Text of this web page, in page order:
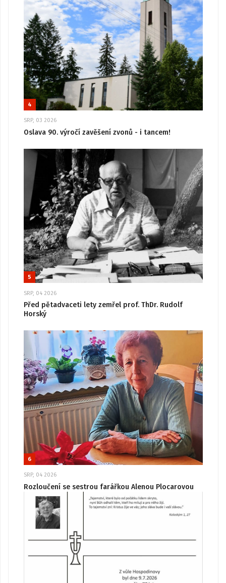
4
SRP, 03 2026
Oslava 90. výročí zavěšení zvonů - i tancem!
5
SRP, 04 2026
Před pětadvaceti lety zemřel prof. ThDr. Rudolf
Horský
6
SRP, 04 2026
Rozloučení se sestrou farářkou Alenou Plocarovou